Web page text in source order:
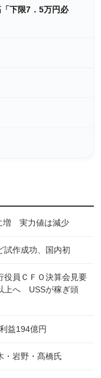
下限7．5万円必
増 実力値は減少
作成功、国内初
役員ＣＦＯ決算会見要
上へ USSが稼ぎ頭
益194億円
岩野・髙橋氏